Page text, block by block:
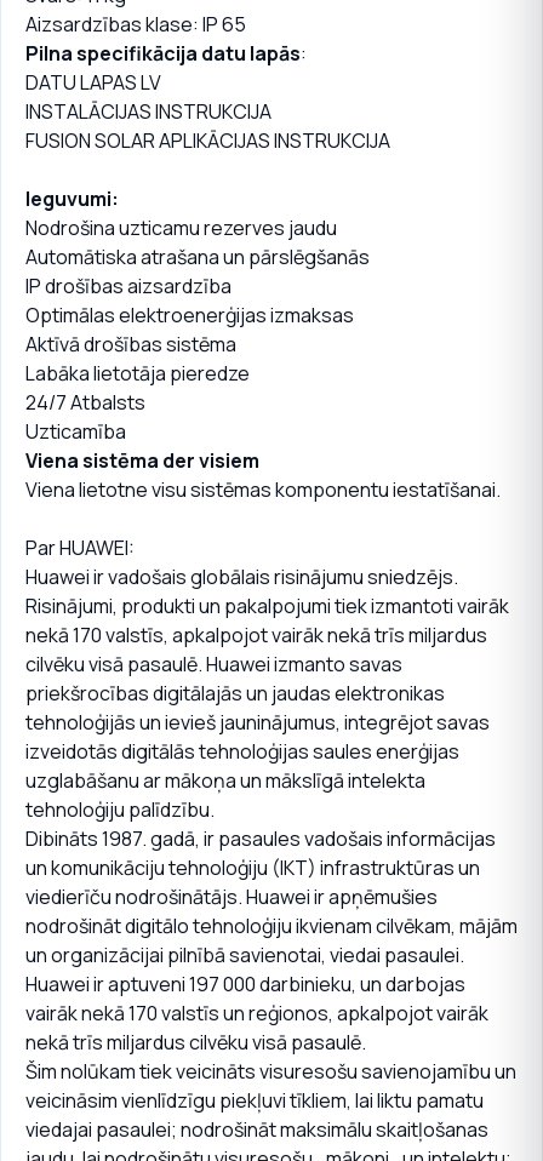
Aizsardzības klase: IP 65
Pilna specifikācija datu lapās:
DATU LAPAS LV
INSTALĀCIJAS INSTRUKCIJA
FUSION SOLAR APLIKĀCIJAS INSTRUKCIJA
Ieguvumi:
Nodrošina uzticamu rezerves jaudu
Automātiska atrašana un pārslēgšanās
IP drošības aizsardzība
Optimālas elektroenerģijas izmaksas
Aktīvā drošības sistēma
Labāka lietotāja pieredze
24/7 Atbalsts
Uzticamība
Viena sistēma der visiem
Viena lietotne visu sistēmas komponentu iestatīšanai.
Par HUAWEI:
Huawei ir vadošais globālais risinājumu sniedzējs.
Risinājumi, produkti un pakalpojumi tiek izmantoti vairāk
nekā 170 valstīs, apkalpojot vairāk nekā trīs miljardus
cilvēku visā pasaulē. Huawei izmanto savas
priekšrocības digitālajās un jaudas elektronikas
tehnoloģijās un ievieš jauninājumus, integrējot savas
izveidotās digitālās tehnoloģijas saules enerģijas
uzglabāšanu ar mākoņa un mākslīgā intelekta
tehnoloģiju palīdzību.
Dibināts 1987. gadā, ir pasaules vadošais informācijas
un komunikāciju tehnoloģiju (IKT) infrastruktūras un
viedierīču nodrošinātājs. Huawei ir apņēmušies
nodrošināt digitālo tehnoloģiju ikvienam cilvēkam, mājām
un organizācijai pilnībā savienotai, viedai pasaulei.
Huawei ir aptuveni 197 000 darbinieku, un darbojas
vairāk nekā 170 valstīs un reģionos, apkalpojot vairāk
nekā trīs miljardus cilvēku visā pasaulē.
Šim nolūkam tiek veicināts visuresošu savienojamību un
veicināsim vienlīdzīgu piekļuvi tīkliem, lai liktu pamatu
viedajai pasaulei; nodrošināt maksimālu skaitļošanas